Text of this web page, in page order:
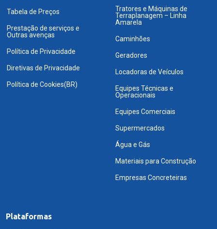
Tabela de Preços
Prestação de serviços e
Outras avenças
Política de Privacidade
Diretivas de Privacidade
Política de Cookies(BR)
Tratores e Máquinas de
Terraplanagem – Linha
Amarela
Caminhões
Geradores
Locadoras de Veículos
Equipes Técnicas e
Operacionais
Equipes Comerciais
Supermercados
Água e Gás
Materiais para Construção
Empresas Concreteiras
Plataformas